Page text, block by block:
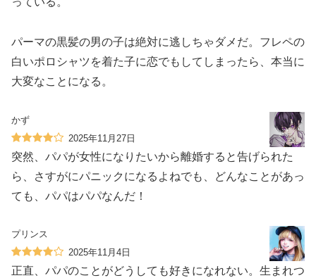
パーマの黒髪の男の子は絶対に逃しちゃダメだ。フレペの
白いポロシャツを着た子に恋でもしてしまったら、本当に
大変なことになる。
かず
2025年11月27日
突然、パパが女性になりたいから離婚すると告げられた
ら、さすがにパニックになるよねでも、どんなことがあっ
ても、パパはパパなんだ！
プリンス
2025年11月4日
正直、パパのことがどうしても好きになれない。生まれつ